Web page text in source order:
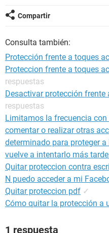
Compartir
Consulta también:
Protección frente a toques
Proteccion frente a toques
respuestas
Desactivar protección
respuestas
Limitamos la frecuencia con
comentar o realizar otras
determinado para proteger
vuelve a intentarlo más
Quitar proteccion contra
N puedo acceder a mi
Quitar proteccion pdf ✓
Cómo quitar la protección a
1 respuesta